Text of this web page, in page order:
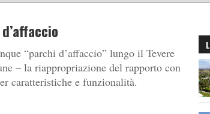
“parchi d’affaccio” lungo il Tevere
– la riappropriazione del rapporto con
caratteristiche e funzionalità.